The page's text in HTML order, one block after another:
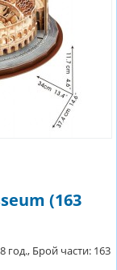
(163
Брой части: 163